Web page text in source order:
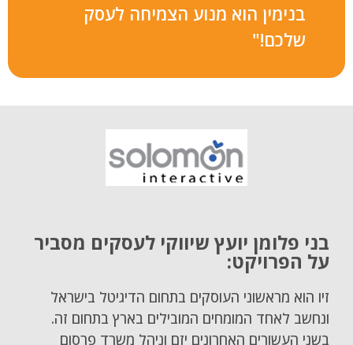
בנימין הוא מנוע הצמיחה לעסק
שלכם!"
בני פלומן יועץ שיווקי לעסקים מסביר
על הפרויקט:
זיו הוא מראשוני העוסקים בתחום הדיגיטל בישראל
ונחשב לאחד המומחים המובילים בארץ בתחום זה.
בשני העשורים האחרונים יזם וניהל משרד פרסום